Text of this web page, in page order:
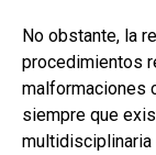
No obstante, la
procedimientos
malformaciones
siempre que